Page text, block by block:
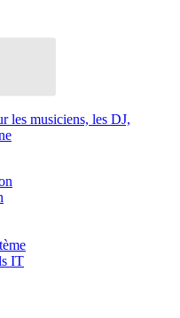
les musiciens, les DJ,
IT